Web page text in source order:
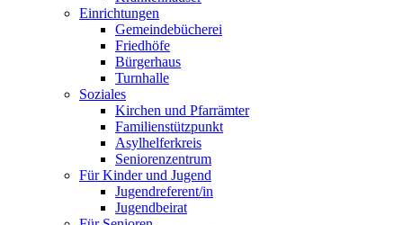
Einrichtungen
Gemeindebücherei
Friedhöfe
Bürgerhaus
Turnhalle
Soziales
Kirchen und Pfarrämter
Familienstützpunkt
Asylhelferkreis
Seniorenzentrum
Für Kinder und Jugend
Jugendreferent/in
Jugendbeirat